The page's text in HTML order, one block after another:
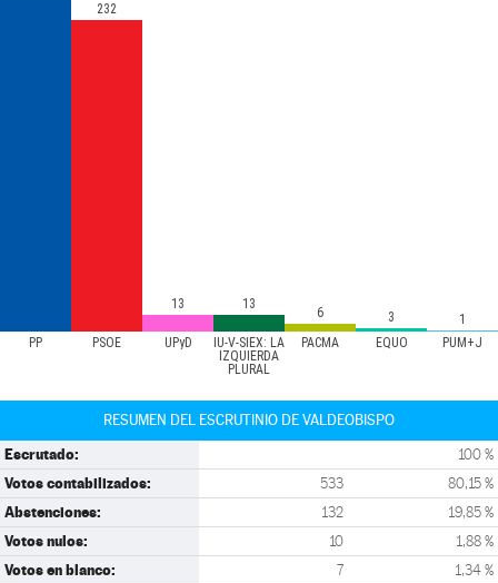
PP PSOE UPyD
IU-V-SIEX: LA
IZQUIERDA
PLURAL
PACMA EQUO PUM+J
232
13 13
6 3 1
RESUMEN DEL ESCRUTINIO DE VALDEOBISPO
Escrutado: 100 %
Votos contabilizados: 533 80,15 %
Abstenciones: 132 19,85 %
Votos nulos: 10 1,88 %
Votos en blanco: 7 1,34 %